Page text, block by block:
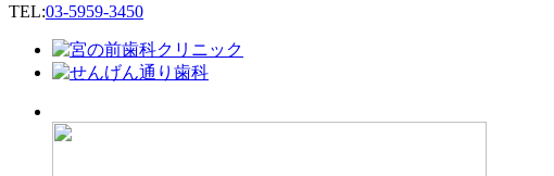
TEL:03-5959-3450